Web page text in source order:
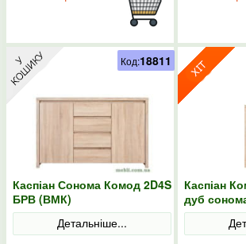
Каспіан Сонома Комод 2D4S
БРВ (ВМК)
Детальніше...
Код:18811
Каспіан
дуб